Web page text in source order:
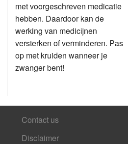
met voorgeschreven medicatie
hebben. Daardoor kan de
werking van medicijnen
versterken of verminderen. Pas
op met kruiden wanneer je
zwanger bent!
Contact us
Disclaimer